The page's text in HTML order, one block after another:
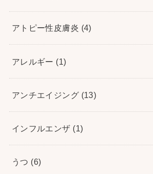
アトピー性皮膚炎 (4)
アレルギー (1)
アンチエイジング (13)
インフルエンザ (1)
うつ (6)